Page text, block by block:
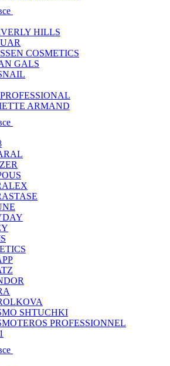
HILLS
COSMETICS
GALS
ARMAND
SHTUCHKI
PROFESSIONNEL